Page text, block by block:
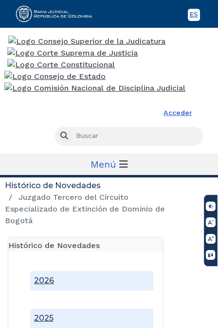
ES
Acceder
Buscar
Menú
Histórico de Novedades
Juzgado Tercero del Circuito
Especializado de Extinción de Dominio de
Bogotá
Histórico de Novedades
2025
2026